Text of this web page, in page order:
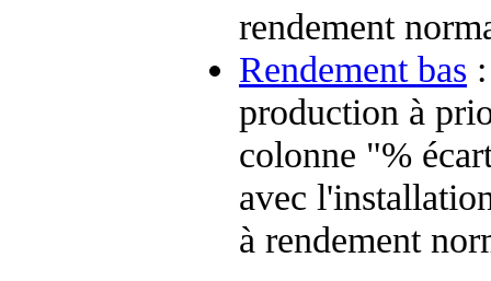
rendement
Rendement bas
production à
colonne "%
avec
à rendement